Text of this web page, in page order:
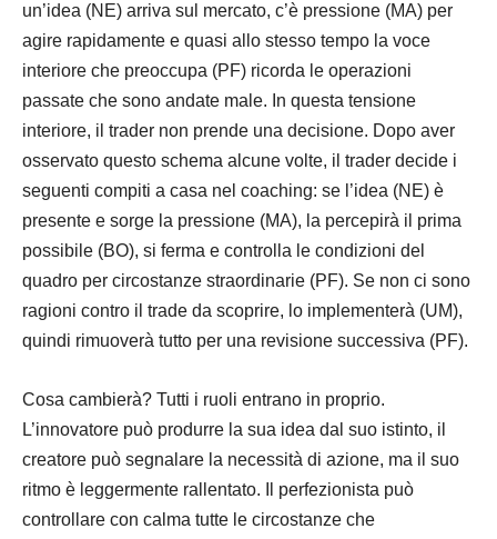
un’idea (NE) arriva sul mercato, c’è pressione (MA) per
agire rapidamente e quasi allo stesso tempo la voce
interiore che preoccupa (PF) ricorda le operazioni
passate che sono andate male. In questa tensione
interiore, il trader non prende una decisione. Dopo aver
osservato questo schema alcune volte, il trader decide i
seguenti compiti a casa nel coaching: se l’idea (NE) è
presente e sorge la pressione (MA), la percepirà il prima
possibile (BO), si ferma e controlla le condizioni del
quadro per circostanze straordinarie (PF). Se non ci sono
ragioni contro il trade da scoprire, lo implementerà (UM),
quindi rimuoverà tutto per una revisione successiva (PF).
Cosa cambierà? Tutti i ruoli entrano in proprio.
L’innovatore può produrre la sua idea dal suo istinto, il
creatore può segnalare la necessità di azione, ma il suo
ritmo è leggermente rallentato. Il perfezionista può
controllare con calma tutte le circostanze che